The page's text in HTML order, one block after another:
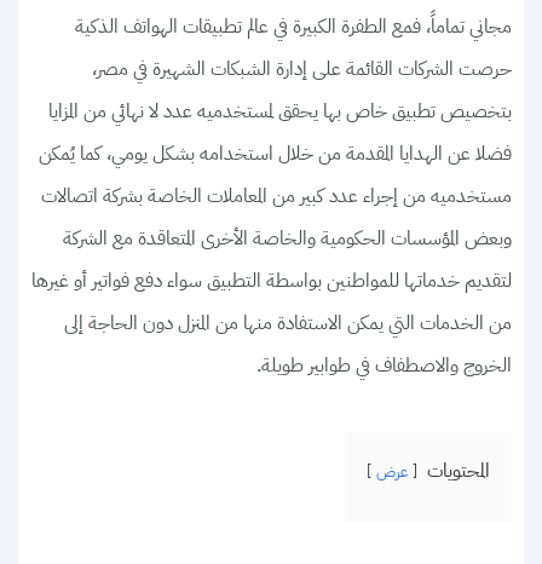
مجاني تماماً، فمع الطفرة الكبيرة في عالم تطبيقات الهواتف الذكية
حرصت الشركات القائمة على إدارة الشبكات الشهيرة في مصر،
بتخصيص تطبيق خاص بها يحقق لمستخدميه عدد لا نهائي من المزايا
فضلا عن الهدايا المقدمة من خلال استخدامه بشكل يومي، كما يُمكن
مستخدميه من إجراء عدد كبير من المعاملات الخاصة بشركة اتصالات
وبعض المؤسسات الحكومية والخاصة الأخرى المتعاقدة مع الشركة
لتقديم خدماتها للمواطنين بواسطة التطبيق سواء دفع فواتير أو غيرها
من الخدمات التي يمكن الاستفادة منها من المنزل دون الحاجة إلى
الخروج والاصطفاف في طوابير طويلة.
المحتويات عرض